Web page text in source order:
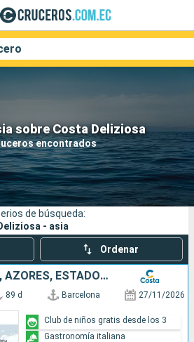
sobre Costa Deliziosa
encontrados
Compañías
Buscar
de búsqueda:
- asia
Ordenar
ESPAÑA, PORTUGAL, AZORES, ESTADOS UNIDOS, FLORIDA (USA), MÉJICO, ESTADOS UNITOS, HAWÁI, POLINESIA, FIJI, AUSTRALIA, JAPÓN, COREA DEL SUR, TAIWÁN, CHINA
89 d Barcelona 27/11/2026
Club de niños gratis desde los 3
Gastronomía italiana